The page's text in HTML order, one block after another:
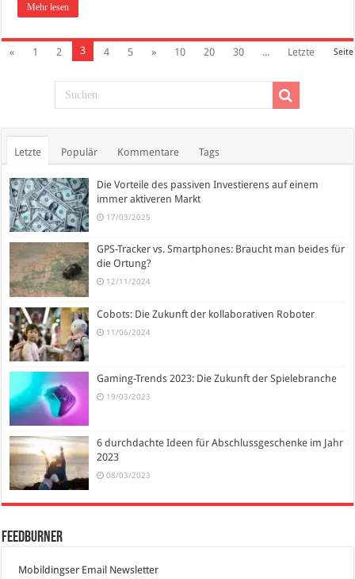
Mehr lesen
Seite
« 1 2 3 4 5 » 10 20 30 ... Letzte
Letzte Populär Kommentare Tags
Die Vorteile des passiven Investierens auf einem
immer aktiveren Markt
17/03/2025
GPS-Tracker vs. Smartphones: Braucht man beides für
die Ortung?
12/11/2024
Cobots: Die Zukunft der kollaborativen Roboter
11/06/2024
Gaming-Trends 2023: Die Zukunft der Spielebranche
19/03/2023
6 durchdachte Ideen für Abschlussgeschenke im Jahr
2023
08/03/2023
FeedBurner
Mobildingser Email Newsletter